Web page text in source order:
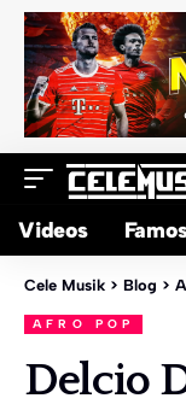
Videos
Cele Musik > Blog >
AFRO POP
Delcio